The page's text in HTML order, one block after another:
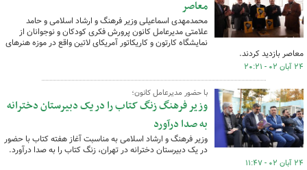
معاصر
محمدمهدی اسماعیلی وزیر فرهنگ و ارشاد اسلامی و حامد
علامتی مدیرعامل کانون پرورش ‌فکری کودکان و نوجوانان از
نمایشگاه کارتون و کاریکاتور آمریکای لاتین واقع در موزه هنرهای
معاصر بازدید کردند.
۲۴ آبان ۰۲ - ۲۰:۲۱
با حضور مدیرعامل کانون؛
وزیر فرهنگ زنگ کتاب را در یک دبیرستان دخترانه
به صدا درآورد
وزیر فرهنگ و ارشاد اسلامی به مناسبت آغاز هفته کتاب با حضور
در یک دبیرستان دخترانه در تهران، زنگ کتاب را به صدا درآورد.
۲۴ آبان ۰۲ - ۱۱:۴۷